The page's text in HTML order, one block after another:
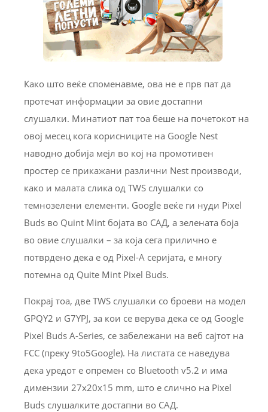
Како што веќе споменавме, ова не е прв пат да
протечат информации за овие достапни
слушалки. Минатиот пат тоа беше на почетокот на
овој месец кога корисниците на Google Nest
наводно добија мејл во кој на промотивен
простер се прикажани различни Nest производи,
како и малата слика од TWS слушалки со
темнозелени елементи. Google веќе ги нуди Pixel
Buds во Quint Mint бојата во САД, а зелената боја
во овие слушалки – за која сега прилично е
потврдено дека е од Pixel-A серијата, е многу
потемна од Quite Mint Pixel Buds.
Покрај тоа, две TWS слушалки со броеви на модел
GPQY2 и G7YPJ, за кои се верува дека се од Google
Pixel Buds A-Series, се забележани на веб сајтот на
FCC (преку 9to5Google). На листата се наведува
дека уредот е опремен со Bluetooth v5.2 и има
димензии 27x20x15 mm, што е слично на Pixel
Buds слушалките достапни во САД.